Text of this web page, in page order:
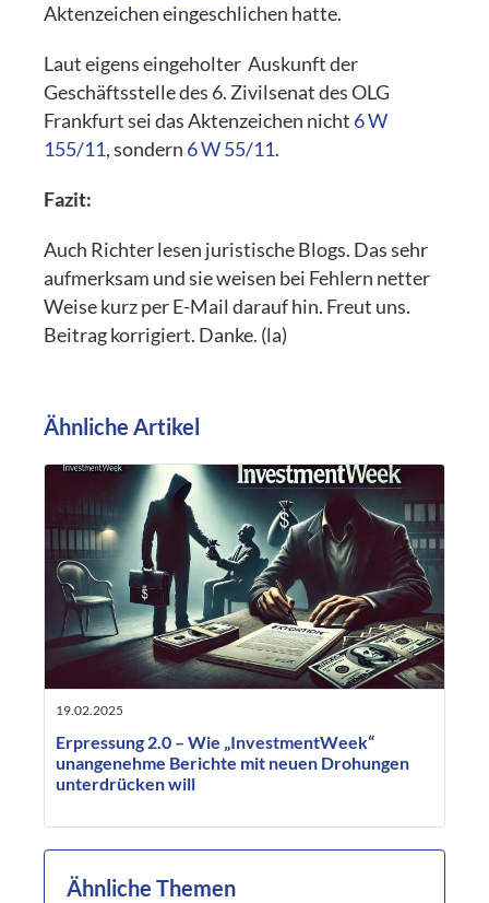
Aktenzeichen eingeschlichen hatte.
Laut eigens eingeholter Auskunft der
Geschäftsstelle des 6. Zivilsenat des OLG
Frankfurt sei das Aktenzeichen nicht 6 W
155/11, sondern 6 W 55/11.
Fazit:
Auch Richter lesen juristische Blogs. Das sehr
aufmerksam und sie weisen bei Fehlern netter
Weise kurz per E-Mail darauf hin. Freut uns.
Beitrag korrigiert. Danke. (la)
Ähnliche Artikel
19.02.2025
Erpressung 2.0 – Wie „InvestmentWeek“
unangenehme Berichte mit neuen Drohungen
unterdrücken will
Ähnliche Themen